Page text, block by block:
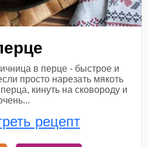
в перце - быстрое и
просто нарезать мякоть
кинуть на сковороду и
рецепт